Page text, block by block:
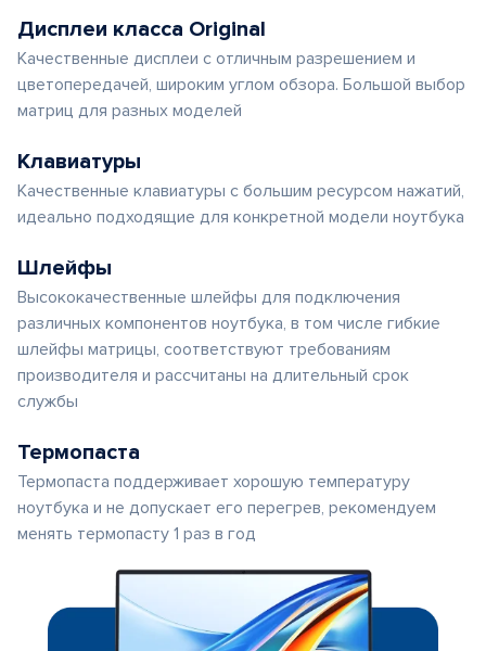
Дисплеи класса Original
Качественные дисплеи с отличным разрешением и
цветопередачей, широким углом обзора. Большой выбор
матриц для разных моделей
Клавиатуры
Качественные клавиатуры с большим ресурсом нажатий,
идеально подходящие для конкретной модели ноутбука
Шлейфы
Высококачественные шлейфы для подключения
различных компонентов ноутбука, в том числе гибкие
шлейфы матрицы, соответствуют требованиям
производителя и рассчитаны на длительный срок
службы
Термопаста
Термопаста поддерживает хорошую температуру
ноутбука и не допускает его перегрев, рекомендуем
менять термопасту 1 раз в год